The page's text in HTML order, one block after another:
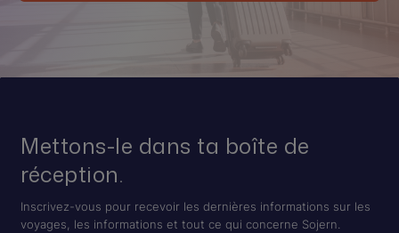
Mettons-le dans ta boîte de
réception.
Inscrivez-vous pour recevoir les dernières informations sur les
voyages, les informations et tout ce qui concerne Sojern.